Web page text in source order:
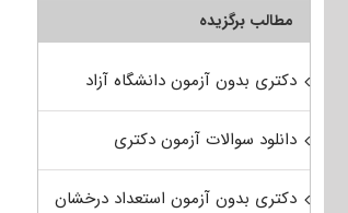
مطالب برگزیده
دکتری بدون آزمون دانشگاه آزاد
دانلود سوالات آزمون دکتری
دکتری بدون آزمون استعداد درخشان